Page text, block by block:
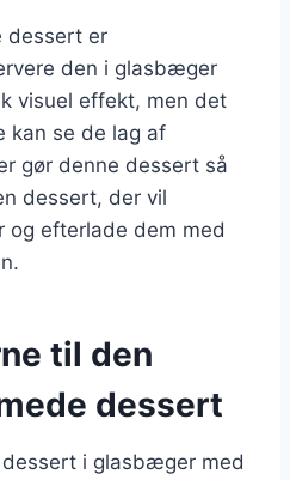
dessert er
den i glasbæger
visuel effekt, men det
kan se de lag af
gør denne dessert så
dessert, der vil
efterlade dem med
til den
dessert
i glasbæger med